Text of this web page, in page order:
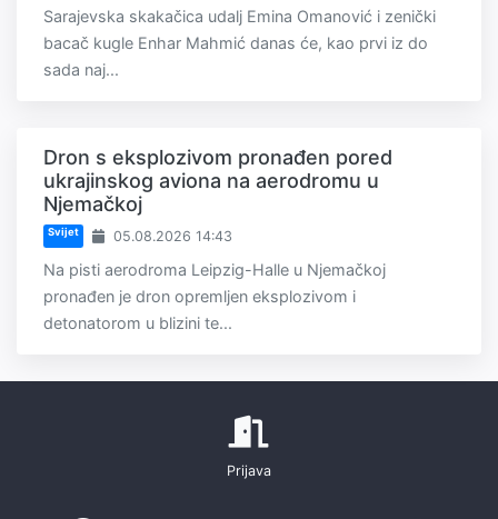
Sarajevska skakačica udalj Emina Omanović i zenički
bacač kugle Enhar Mahmić danas će, kao prvi iz do
sada naj...
Dron s eksplozivom pronađen pored
ukrajinskog aviona na aerodromu u
Njemačkoj
Svijet 05.08.2026 14:43
Na pisti aerodroma Leipzig-Halle u Njemačkoj
pronađen je dron opremljen eksplozivom i
detonatorom u blizini te...
Prijava